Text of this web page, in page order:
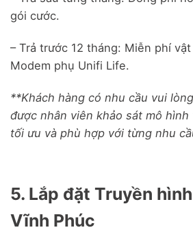
gói cước.
– Trả trước 12 tháng: Miễn phí
Modem phụ Unifi Life.
**Khách hàng có nhu cầu vui
được nhân viên khảo sát mô
tối ưu và phù hợp với từng nhu
5. Lắp đặt Truyền
Vĩnh Phúc